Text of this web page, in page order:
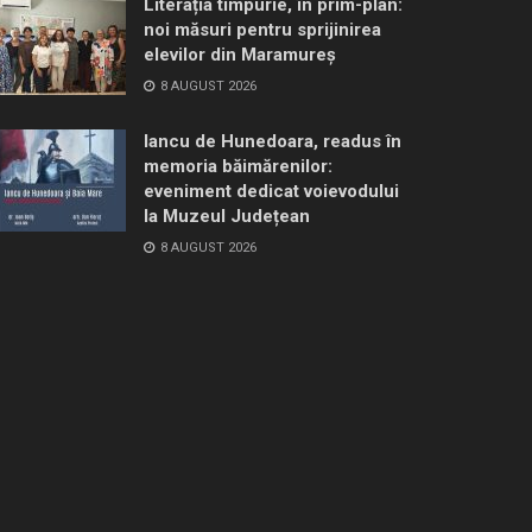
Literația timpurie, în prim-plan:
noi măsuri pentru sprijinirea
elevilor din Maramureș
8 AUGUST 2026
Iancu de Hunedoara, readus în
memoria băimărenilor:
eveniment dedicat voievodului
la Muzeul Județean
8 AUGUST 2026